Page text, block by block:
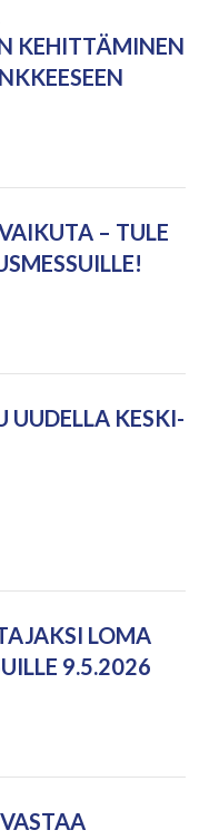
KEHITTÄMINEN
– TULE
UUDELLA KESKI-
LOMA
9.5.2026